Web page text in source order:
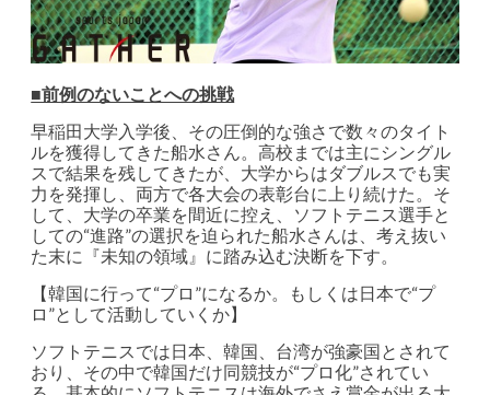
■前例のないことへの挑戦
早稲田大学入学後、その圧倒的な強さで数々のタイト
ルを獲得してきた船水さん。高校までは主にシングル
スで結果を残してきたが、大学からはダブルスでも実
力を発揮し、両方で各大会の表彰台に上り続けた。そ
して、大学の卒業を間近に控え、ソフトテニス選手と
しての“進路”の選択を迫られた船水さんは、考え抜い
た末に『未知の領域』に踏み込む決断を下す。
【韓国に行って“プロ”になるか。もしくは日本で“プ
ロ”として活動していくか】
ソフトテニスでは日本、韓国、台湾が強豪国とされて
おり、その中で韓国だけ同競技が“プロ化”されてい